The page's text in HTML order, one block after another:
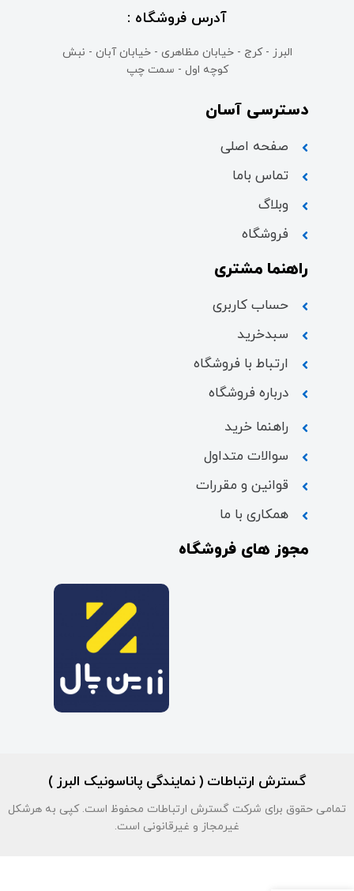
آدرس فروشگاه :
البرز - کرج - خیابان مظاهری - خیابان آبان - نبش
کوچه اول - سمت چپ
دسترسی آسان
صفحه اصلی
تماس باما
وبلاگ
فروشگاه
راهنما مشتری
حساب کاربری
سبدخرید
ارتباط با فروشگاه
درباره فروشگاه
راهنما خرید
سوالات متداول
قوانین و مقررات
همکاری با ما
مجوز های فروشگاه
گسترش ارتباطات ( نمایندگی پاناسونیک البرز )
تمامی حقوق برای شرکت گسترش ارتباطات محفوظ است. کپی به هرشکل
غیرمجاز و غیرقانونی است.